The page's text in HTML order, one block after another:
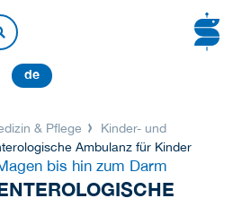
de
& Pflege
Kinder- und
Ambulanz für Kinder
bis hin zum Darm